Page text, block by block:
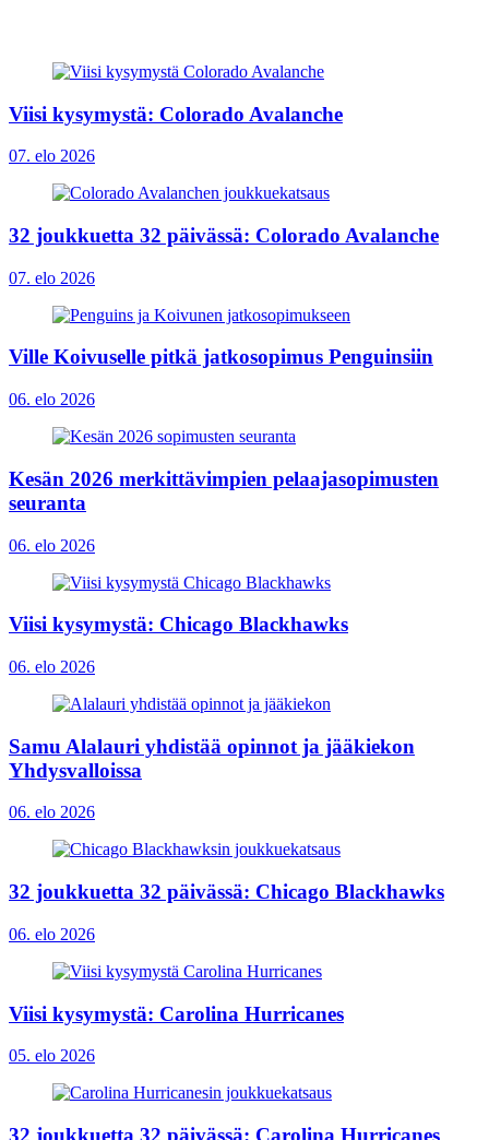
Viisi kysymystä: Colorado Avalanche
07. elo 2026
32 joukkuetta 32 päivässä: Colorado Avalanche
07. elo 2026
Ville Koivuselle pitkä jatkosopimus Penguinsiin
06. elo 2026
Kesän 2026 merkittävimpien pelaajasopimusten
seuranta
06. elo 2026
Viisi kysymystä: Chicago Blackhawks
06. elo 2026
Samu Alalauri yhdistää opinnot ja jääkiekon
Yhdysvalloissa
06. elo 2026
32 joukkuetta 32 päivässä: Chicago Blackhawks
06. elo 2026
Viisi kysymystä: Carolina Hurricanes
05. elo 2026
32 joukkuetta 32 päivässä: Carolina Hurricanes